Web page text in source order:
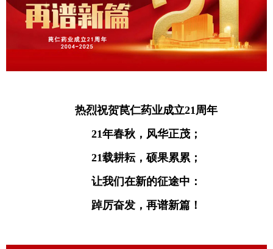
热烈祝贺苠仁药业成立21周年
21年春秋，风华正茂；
21载耕耘，硕果累累；
让我们在新的征途中：
踔厉奋发，再谱新篇！